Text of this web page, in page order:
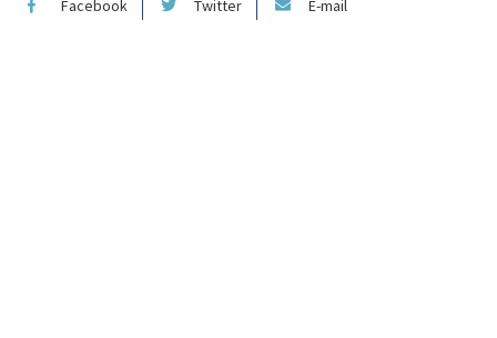
Facebook Twitter E-mail